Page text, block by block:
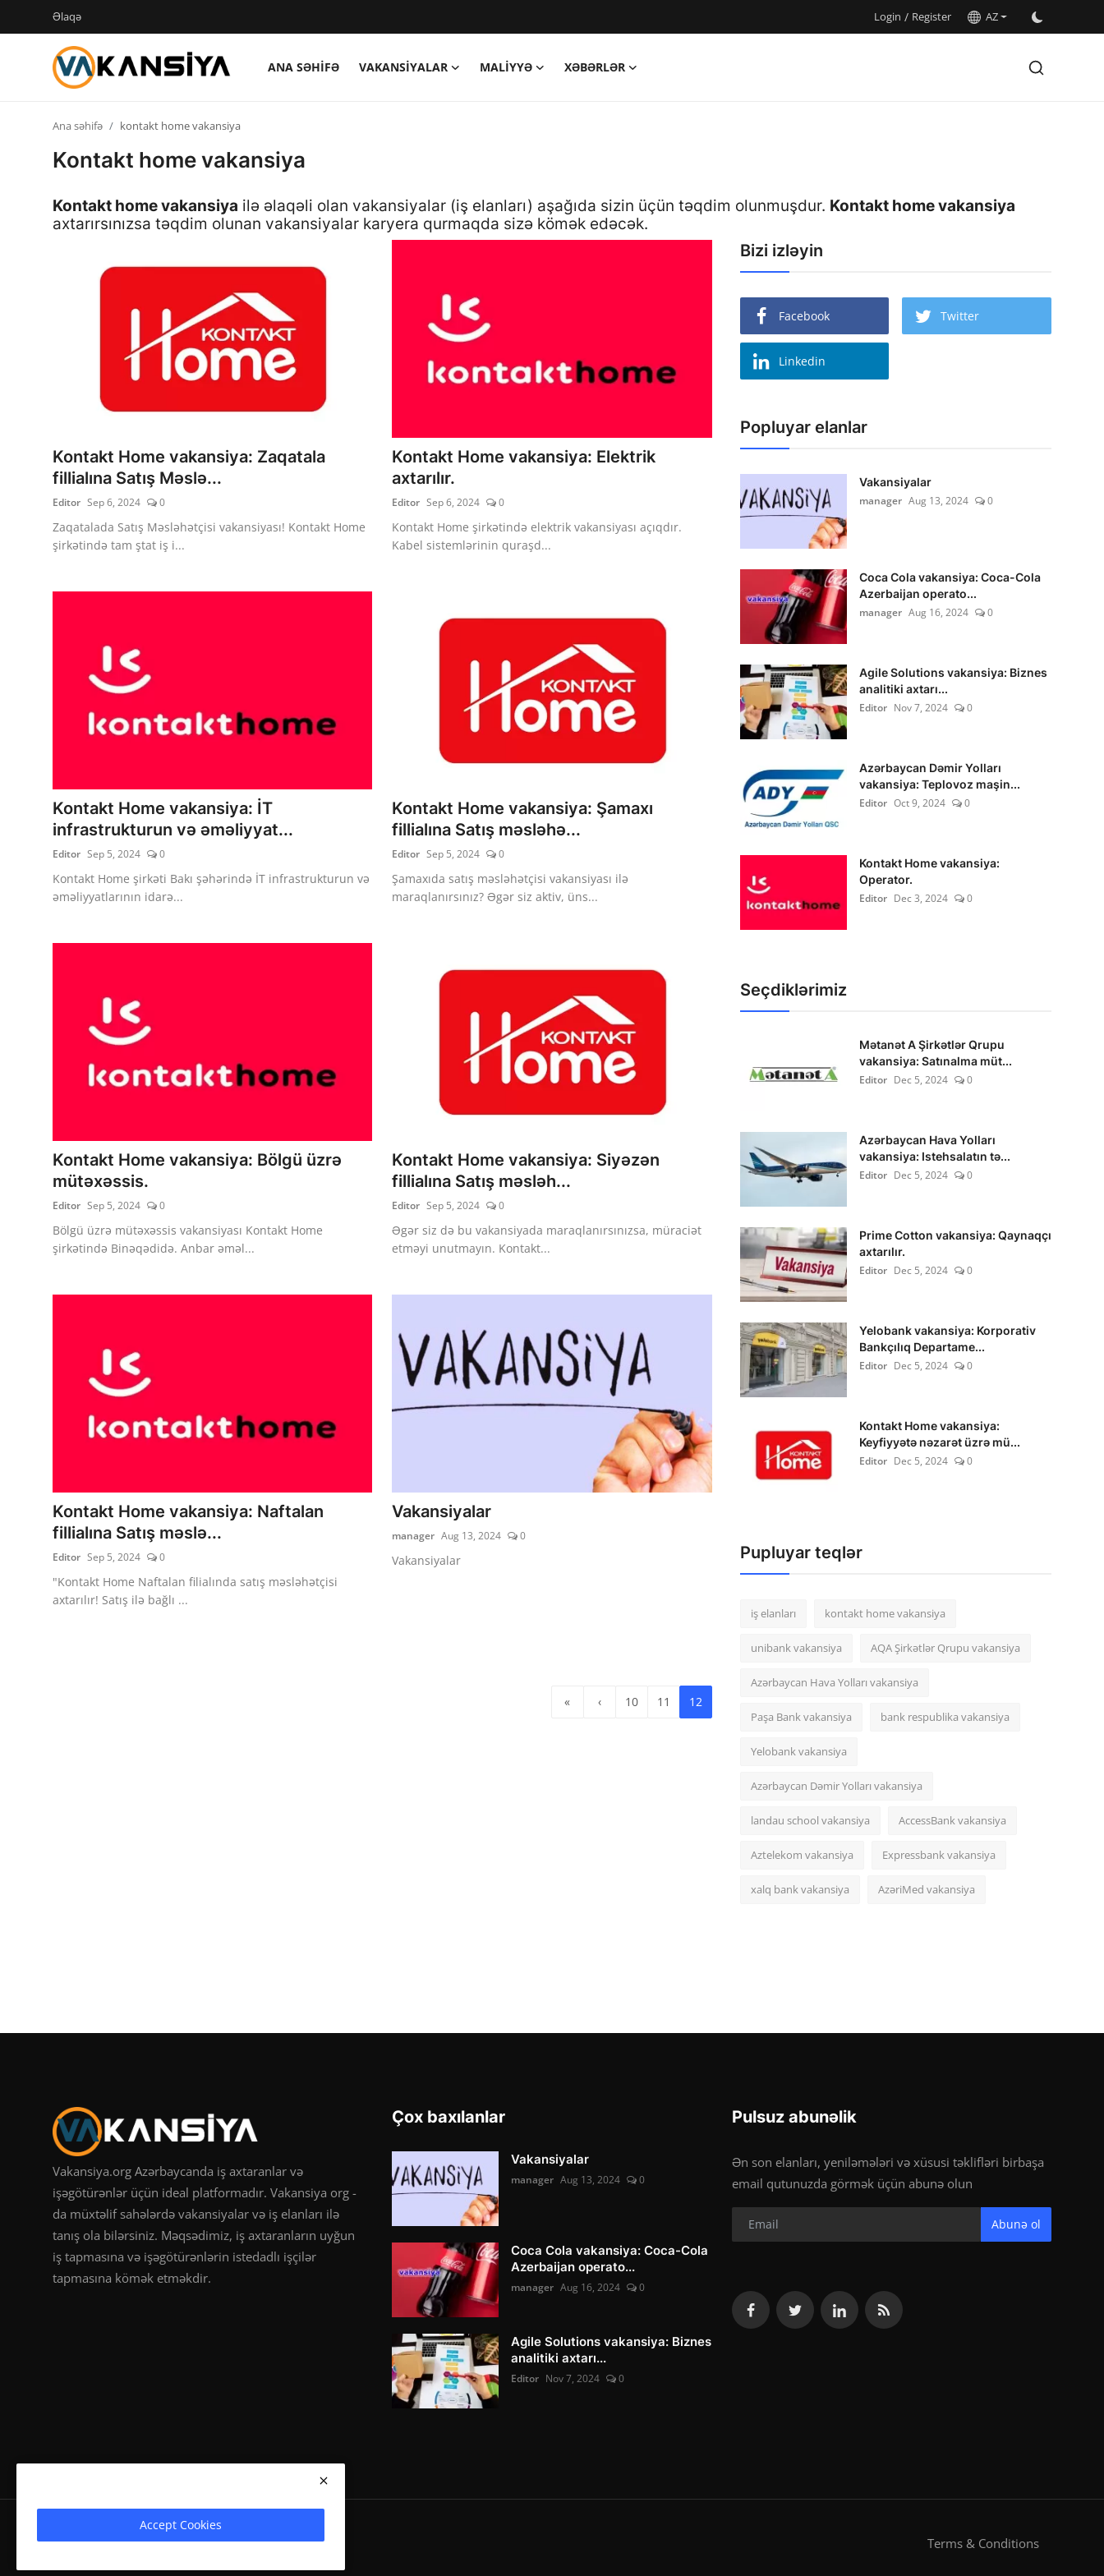
Əlaqə Login / Register AZ
ANA SƏHIFƏ VAKANSIYALAR MALIYYƏ
XƏBƏRLƏR
Login
Vakansiyalar
Maliyyə
Ana səhifə kontakt home vakansiya
Kontakt home vakansiya
Kontakt home vakansiya ilə əlaqəli olan vakansiyalar (iş elanları) aşağıda sizin üçün təqdim olunmuşdur. Kontakt home vakansiya
axtarırsınızsa təqdim olunan vakansiyalar karyera qurmaqda sizə kömək edəcək.
Kontakt Home vakansiya: Zaqatala
fillialına Satış Məslə...
Editor Sep 6, 2024 0
Zaqatalada Satış Məsləhətçisi vakansiyası! Kontakt Home
şirkətində tam ştat iş i...
Kontakt Home vakansiya: Elektrik
axtarılır.
Editor Sep 6, 2024 0
Kontakt Home şirkətində elektrik vakansiyası açıqdır.
Kabel sistemlərinin quraşd...
Kontakt Home vakansiya: İT
infrastrukturun və əməliyyat...
Editor Sep 5, 2024 0
Kontakt Home şirkəti Bakı şəhərində İT infrastrukturun və
əməliyyatlarının idarə...
Kontakt Home vakansiya: Şamaxı
fillialına Satış məsləhə...
Editor Sep 5, 2024 0
Şamaxıda satış məsləhətçisi vakansiyası ilə
maraqlanırsınız? Əgər siz aktiv, üns...
Kontakt Home vakansiya: Bölgü üzrə
mütəxəssis.
Editor Sep 5, 2024 0
Bölgü üzrə mütəxəssis vakansiyası Kontakt Home
şirkətində Binəqədidə. Anbar əməl...
Kontakt Home vakansiya: Siyəzən
fillialına Satış məsləh...
Editor Sep 5, 2024 0
Əgər siz də bu vakansiyada maraqlanırsınızsa, müraciət
etməyi unutmayın. Kontakt...
Kontakt Home vakansiya: Naftalan
fillialına Satış məslə...
Editor Sep 5, 2024 0
"Kontakt Home Naftalan filialında satış məsləhətçisi
axtarılır! Satış ilə bağlı ...
Vakansiyalar
manager Aug 13, 2024 0
Vakansiyalar
« ‹ 10 11 12
Bizi izləyin
Facebook Twitter
Linkedin
Popluyar elanlar
Vakansiyalar
manager Aug 13, 2024 0
Coca Cola vakansiya: Coca-Cola
Azerbaijan operato...
manager Aug 16, 2024 0
Agile Solutions vakansiya: Biznes
analitiki axtarı...
Editor Nov 7, 2024 0
Azərbaycan Dəmir Yolları
vakansiya: Teplovoz maşin...
Editor Oct 9, 2024 0
Kontakt Home vakansiya:
Operator.
Editor Dec 3, 2024 0
Seçdiklərimiz
Mətanət A Şirkətlər Qrupu
vakansiya: Satınalma müt...
Editor Dec 5, 2024 0
Azərbaycan Hava Yolları
vakansiya: Istehsalatın tə...
Editor Dec 5, 2024 0
Prime Cotton vakansiya: Qaynaqçı
axtarılır.
Editor Dec 5, 2024 0
Yelobank vakansiya: Korporativ
Bankçılıq Departame...
Editor Dec 5, 2024 0
Kontakt Home vakansiya:
Keyfiyyətə nəzarət üzrə mü...
Editor Dec 5, 2024 0
Pupluyar teqlər
iş elanları kontakt home vakansiya
unibank vakansiya AQA Şirkətlər Qrupu vakansiya
Azərbaycan Hava Yolları vakansiya
Paşa Bank vakansiya bank respublika vakansiya
Yelobank vakansiya
Azərbaycan Dəmir Yolları vakansiya
landau school vakansiya AccessBank vakansiya
Aztelekom vakansiya Expressbank vakansiya
xalq bank vakansiya AzəriMed vakansiya
Vakansiya.org Azərbaycanda iş axtaranlar və
işəgötürənlər üçün ideal platformadır. Vakansiya org -
da müxtəlif sahələrdə vakansiyalar və iş elanları ilə
tanış ola bilərsiniz. Məqsədimiz, iş axtaranların uyğun
iş tapmasına və işəgötürənlərin istedadlı işçilər
tapmasına kömək etməkdir.
Çox baxılanlar
Vakansiyalar
manager Aug 13, 2024 0
Coca Cola vakansiya: Coca-Cola
Azerbaijan operato...
manager Aug 16, 2024 0
Agile Solutions vakansiya: Biznes
analitiki axtarı...
Editor Nov 7, 2024 0
Pulsuz abunəlik
Ən son elanları, yeniləmələri və xüsusi təklifləri birbaşa
email qutunuzda görmək üçün abunə olun
Abunə ol
vakansiya.org 2024 Terms & Conditions
Accept Cookies